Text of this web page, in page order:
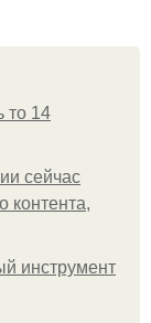
то 14
сейчас
контента,
инструмент